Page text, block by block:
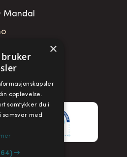
Mandal
88 88
89
×
opplevelse.
samtykker du i
samsvar med
→